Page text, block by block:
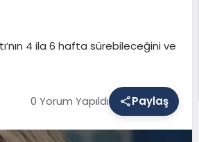
4 ila 6 hafta sürebileceğini ve
0 Yorum Yapıldı Paylaş